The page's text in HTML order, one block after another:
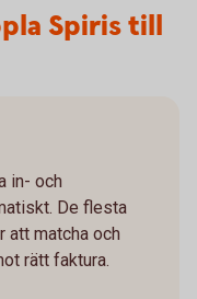
Spiris till
in- och
De flesta
att matcha och
rätt faktura.